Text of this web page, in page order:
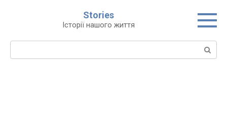
Stories
Історії нашого життя
Пошук: